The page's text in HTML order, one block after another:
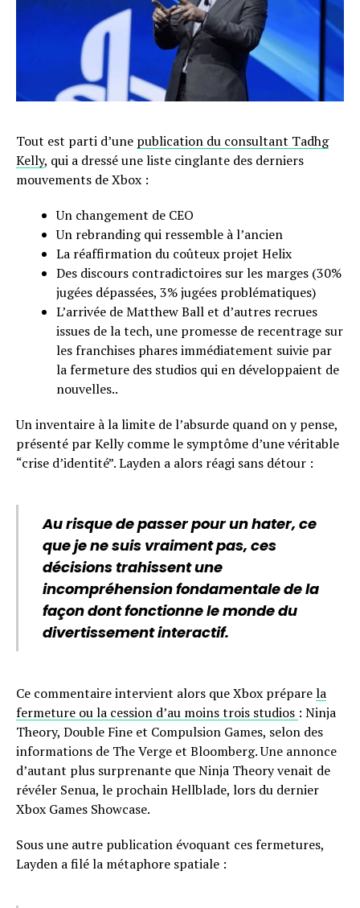
Tout est parti d’une publication du consultant Tadhg
Kelly, qui a dressé une liste cinglante des derniers
mouvements de Xbox :
Un changement de CEO
Un rebranding qui ressemble à l’ancien
La réaffirmation du coûteux projet Helix
Des discours contradictoires sur les marges (30%
jugées dépassées, 3% jugées problématiques)
L’arrivée de Matthew Ball et d’autres recrues
issues de la tech, une promesse de recentrage sur
les franchises phares immédiatement suivie par
la fermeture des studios qui en développaient de
nouvelles..
Un inventaire à la limite de l’absurde quand on y pense,
présenté par Kelly comme le symptôme d’une véritable
“crise d’identité”. Layden a alors réagi sans détour :
Au risque de passer pour un hater, ce
que je ne suis vraiment pas, ces
décisions trahissent une
incompréhension fondamentale de la
façon dont fonctionne le monde du
divertissement interactif.
Ce commentaire intervient alors que Xbox préparela
fermeture ou la cession d’au moins trois studios : Ninja
Theory, Double Fine et Compulsion Games, selon des
informations de The Verge et Bloomberg. Une annonce
d’autant plus surprenante que Ninja Theory venait de
révéler Senua, le prochain Hellblade, lors du dernier
Xbox Games Showcase.
Sous une autre publication évoquant ces fermetures,
Layden a filé la métaphore spatiale :